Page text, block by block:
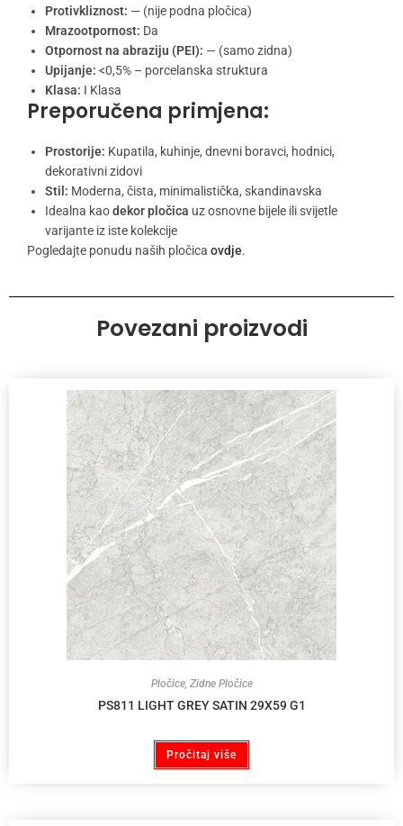
Protivkliznost: — (nije podna pločica)
Mrazootpornost: Da
Otpornost na abraziju (PEI): — (samo zidna)
Upijanje: <0,5% – porcelanska struktura
Klasa: I Klasa
Preporučena primjena:
Prostorije: Kupatila, kuhinje, dnevni boravci, hodnici,
dekorativni zidovi
Stil: Moderna, čista, minimalistička, skandinavska
Idealna kaodekor pločica uz osnovne bijele ili svijetle
varijante iz iste kolekcije
Pogledajte ponudu naših pločica ovdje.
Povezani proizvodi
Pločice, Zidne Pločice
PS811 LIGHT GREY SATIN 29X59 G1
Pročitaj više